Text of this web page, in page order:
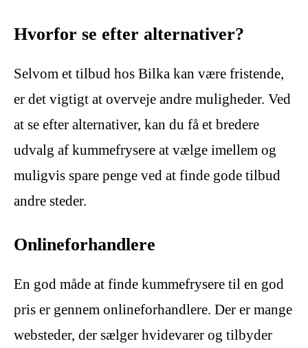
Hvorfor se efter alternativer?
Selvom et tilbud hos Bilka kan være fristende,
er det vigtigt at overveje andre muligheder. Ved
at se efter alternativer, kan du få et bredere
udvalg af kummefrysere at vælge imellem og
muligvis spare penge ved at finde gode tilbud
andre steder.
Onlineforhandlere
En god måde at finde kummefrysere til en god
pris er gennem onlineforhandlere. Der er mange
websteder, der sælger hvidevarer og tilbyder